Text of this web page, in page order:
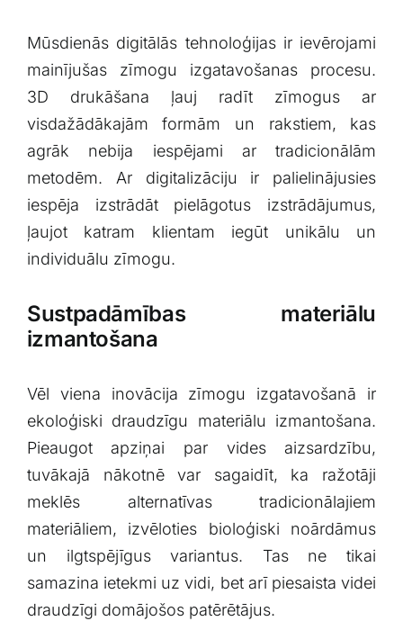
Mūsdienās​ digitālās ‍tehnoloģijas ⁤ir ievērojami
mainījušas⁣ zīmogu izgatavošanas procesu.
3D drukāšana ​ļauj radīt zīmogus‌ ar
visdažādākajām formām‍ un rakstiem, ⁢kas
agrāk‍ nebija iespējami ar tradicionālām
metodēm.⁣ Ar digitalizāciju ​ir palielinājusies
iespēja izstrādāt ⁣pielāgotus izstrādājumus,
ļaujot katram klientam iegūt‌ unikālu un
individuālu zīmogu.
Sustpadāmības materiālu
⁣izmantošana
Vēl viena inovācija ​zīmogu izgatavošanā ir
ekoloģiski draudzīgu materiālu izmantošana.
Pieaugot ⁤apziņai ⁤par vides aizsardzību,
tuvākajā nākotnē var⁢ sagaidīt, ka ražotāji
meklēs alternatīvas tradicionālajiem
materiāliem, izvēloties bioloģiski noārdāmus
un ilgtspējīgus variantus. Tas ne⁢ tikai
samazina ietekmi uz vidi, bet arī ⁤piesaista videi⁤
draudzīgi domājošos patērētājus.